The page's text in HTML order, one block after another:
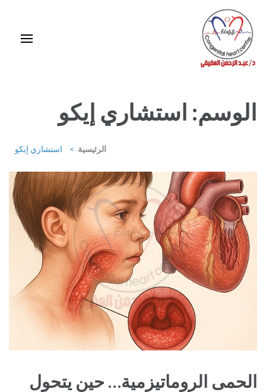
المحتوى
(اضغط
Enter)
الوسم: استشاري إيكو
الرئيسية > استشاري إيكو
الحمى الروماتيزمية… حين يتحول